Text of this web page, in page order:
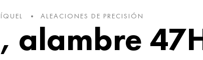
ALEACIONES DE PRECISIÓN
alambre